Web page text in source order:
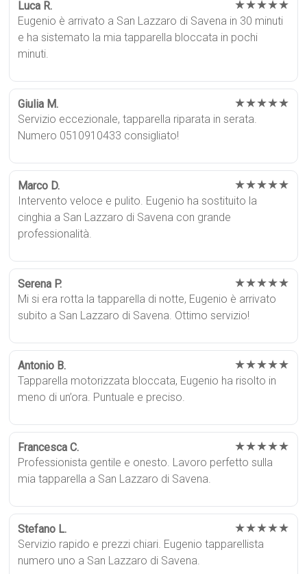
Luca R. ★★★★★
Eugenio è arrivato a San Lazzaro di Savena in 30 minuti
e ha sistemato la mia tapparella bloccata in pochi
minuti.
Giulia M. ★★★★★
Servizio eccezionale, tapparella riparata in serata.
Numero 0510910433 consigliato!
Marco D. ★★★★★
Intervento veloce e pulito. Eugenio ha sostituito la
cinghia a San Lazzaro di Savena con grande
professionalità.
Serena P. ★★★★★
Mi si era rotta la tapparella di notte, Eugenio è arrivato
subito a San Lazzaro di Savena. Ottimo servizio!
Antonio B. ★★★★★
Tapparella motorizzata bloccata, Eugenio ha risolto in
meno di un’ora. Puntuale e preciso.
Francesca C. ★★★★★
Professionista gentile e onesto. Lavoro perfetto sulla
mia tapparella a San Lazzaro di Savena.
Stefano L. ★★★★★
Servizio rapido e prezzi chiari. Eugenio tapparellista
numero uno a San Lazzaro di Savena.